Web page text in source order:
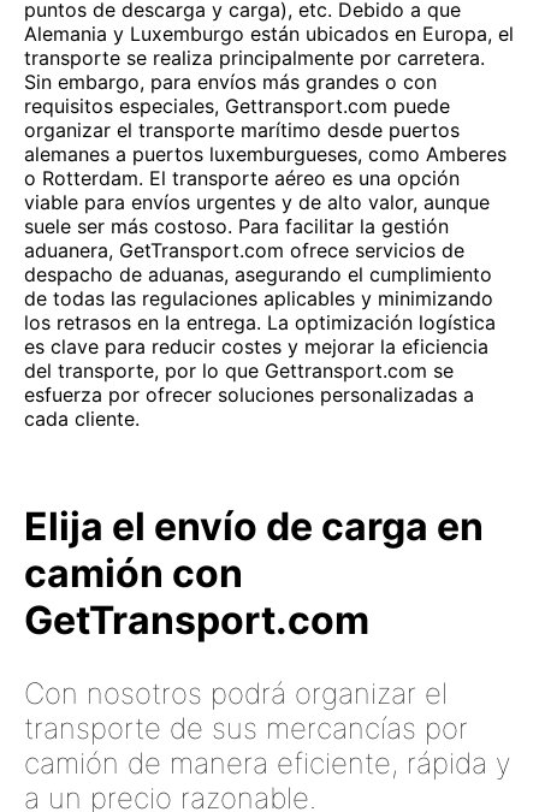
puntos de descarga y carga), etc. Debido a que
Alemania y Luxemburgo están ubicados en Europa, el
transporte se realiza principalmente por carretera.
Sin embargo, para envíos más grandes o con
requisitos especiales, Gettransport.com puede
organizar el transporte marítimo desde puertos
alemanes a puertos luxemburgueses, como Amberes
o Rotterdam. El transporte aéreo es una opción
viable para envíos urgentes y de alto valor, aunque
suele ser más costoso. Para facilitar la gestión
aduanera, GetTransport.com ofrece servicios de
despacho de aduanas, asegurando el cumplimiento
de todas las regulaciones aplicables y minimizando
los retrasos en la entrega. La optimización logística
es clave para reducir costes y mejorar la eficiencia
del transporte, por lo que Gettransport.com se
esfuerza por ofrecer soluciones personalizadas a
cada cliente.
Elija el envío de carga en
camión con
GetTransport.com
Con nosotros podrá organizar el
transporte de sus mercancías por
camión de manera eficiente, rápida y
a un precio razonable.